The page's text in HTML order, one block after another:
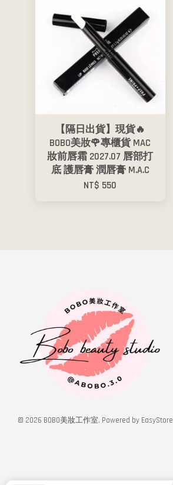
【隔日出貨】現貨🔥
BOBO美妝🌹專櫃貨 MAC
妝前唇霜 2027.07 唇部打
底 護唇膏 潤唇膏 M.A.C
NT$ 550
© 2026 BOBO美妝工作室. Powered by EasyStore